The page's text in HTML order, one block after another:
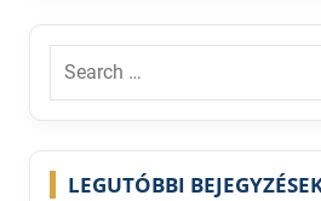
Search
for:
LEGUTÓBBI